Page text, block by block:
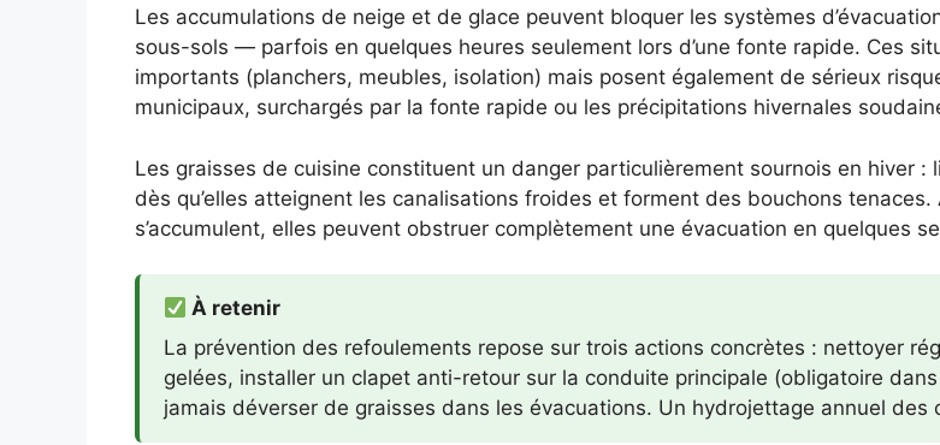
Les accumulations de neige et de glace peuvent bloquer les systèmes
sous-sols — parfois en quelques heures seulement lors d’une fonte rapide. Ces
importants (planchers, meubles, isolation) mais posent également de sérieux
municipaux, surchargés par la fonte rapide ou les précipitations hivernales
Les graisses de cuisine constituent un danger particulièrement sournois en hiver :
dès qu’elles atteignent les canalisations froides et forment des bouchons
s’accumulent, elles peuvent obstruer complètement une évacuation en quelques
À retenir
La prévention des refoulements repose sur trois actions concrètes : nettoyer
gelées, installer un clapet anti-retour sur la conduite principale (obligatoire
jamais déverser de graisses dans les évacuations. Un hydrojettage annuel